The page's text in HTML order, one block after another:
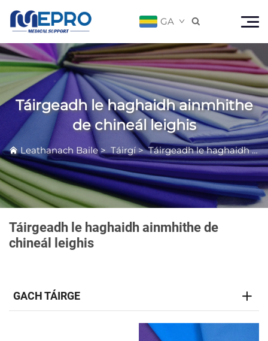
GA 
Táirgeadh le haghaidh ainmhithe
de chineál leighis
Leathanach Baile> Táirgí>Táirgeadh le haghaidh ainmhithe de chineál leighis
Táirgeadh le haghaidh ainmhithe de
chineál leighis
GACH TÁIRGE